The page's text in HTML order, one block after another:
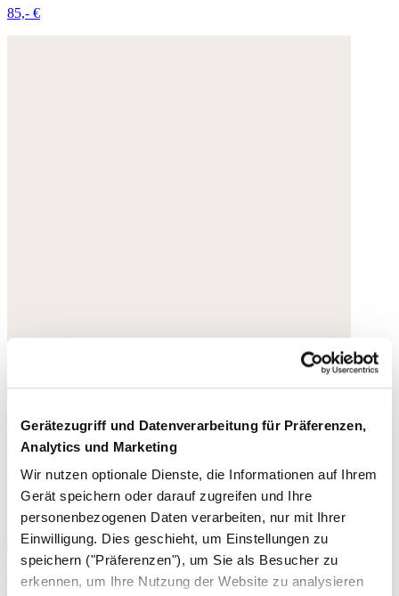
Gerätezugriff und Datenverarbeitung für Präferenzen,
Analytics und Marketing
Wir nutzen optionale Dienste, die Informationen auf Ihrem
Gerät speichern oder darauf zugreifen und Ihre
personenbezogenen Daten verarbeiten, nur mit Ihrer
Einwilligung. Dies geschieht, um Einstellungen zu
speichern ("Präferenzen"), um Sie als Besucher zu
erkennen, um Ihre Nutzung der Website zu analysieren
85,- €
Espadrilles mit gekreuzter Front